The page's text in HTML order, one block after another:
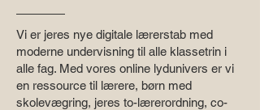
Vi er jeres nye digitale lærerstab med
moderne undervisning til alle klassetrin i
alle fag. Med vores online lydunivers er vi
en ressource til lærere, børn med
skolevægring, jeres to-lærerordning, co-